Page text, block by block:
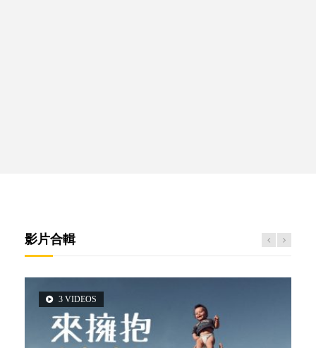
影片合輯
3 VIDEOS
6 VIDEOS
6 VIDEOS
5 VIDEOS
2 VIDEOS